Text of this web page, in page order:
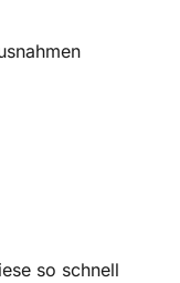
so schnell